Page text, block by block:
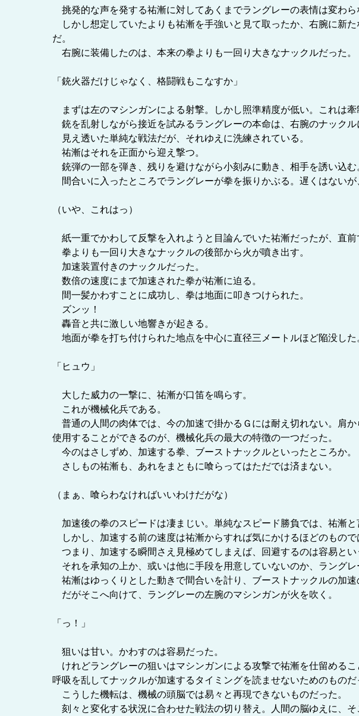
挑発的な声を発する祐漸に対してあくまでラングレーの表情は変わら
しかし想定していたよりも祐漸を手強いと見て取ったか、右腕に新
だ。
右腕に装備したのは、本来の拳よりも一回り大きなナックルだった。
「銃火器だけじゃなく、格闘戦もこなすか」
まずは左のマシンガンによる射撃。しかし照準精度が低い。これは牽
銃を乱射しながら接近を試みるラングレーの本命は、右腕のナックル
見え透いた単純な戦法だが、それゆえに洗練されている。
祐漸はそれを正面から迎え撃つ。
銃弾の一部を弾き、残りを避けながら小刻みに動き、相手を誘い込む
間合いに入ったところでラングレーが拳を振りかぶる。遅くはないが
（いや、これはっ）
紙一重でかわして反撃を入れようと目論んでいた祐漸だったが、直前
拳よりも一回り大きなナックルの後部から火が噴き出す。
加速装置付きのナックルだった。
数倍の速度にまで加速された拳が祐漸に迫る。
間一髪かわすことに成功し、拳は地面に叩きつけられた。
ズンッ！
轟音と共に激しい地響きが起きる。
地面が拳を打ち付けられた地点を中心に直径三メートルほど陥没した
「ヒュウ」
大した威力の一撃に、祐漸が口笛を鳴らす。
これが機械化兵である。
普通の人間の肉体では、今の加速で掛かるＧには耐え切れない。肩
使用することができるのが、機械化兵の最大の特徴の一つだった。
今のはさしずめ、加速する拳、ブーストナックルといったところか。
さしもの祐漸も、あれをまともに喰らってはただでは済まない。
（まぁ、喰らわなければいいわけだがな）
加速後の拳のスピードは凄まじい。単純なスピード勝負では、祐漸と
しかし、加速する前の速度は祐漸からすれば気にかけるほどのもので
つまり、加速する瞬間さえ見極めてしまえば、回避するのは容易とい
それを承知の上か、或いは他に手段を用意していないのか、ラングレ
祐漸はゆっくりとした動きで間合いを計り、ブーストナックルの加速
だがそこへ向けて、ラングレーの左腕のマシンガンが火を吹く。
「っ！」
狙いは甘い。かわすのは容易だった。
けれどラングレーの狙いはマシンガンによる攻撃で祐漸を仕留める
呼吸を乱してナックルが加速するタイミングを読ませないためのものだ
こうした機転は、機械の頭脳では易々と再現できないものだった。
刻々と変化する状況に合わせた戦法の切り替え。人間の脳ゆえに、